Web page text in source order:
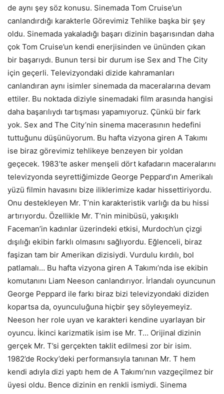
de aynı şey söz konusu. Sinemada Tom Cruise’un
canlandırdığı karakterle Görevimiz Tehlike başka bir şey
oldu. Sinemada yakaladığı başarı dizinin başarısından daha
çok Tom Cruise’un kendi enerjisinden ve ününden çıkan
bir başarıydı. Bunun tersi bir durum ise Sex and The City
için geçerli. Televizyondaki dizide kahramanları
canlandıran aynı isimler sinemada da maceralarına devam
ettiler. Bu noktada diziyle sinemadaki film arasında hangisi
daha başarılıydı tartışması yapamıyoruz. Çünkü bir fark
yok. Sex and The City’nin sinema macerasının hedefini
tuttuğunu düşünüyorum. Bu hafta vizyona giren A Takımı
ise biraz görevimiz tehlikeye benzeyen bir yoldan
geçecek. 1983’te asker menşeli dört kafadarın maceralarını
televizyonda seyrettiğimizde George Peppard’ın Amerikalı
yüzü filmin havasını bize iliklerimize kadar hissettiriyordu.
Onu destekleyen Mr. T’nin karakteristik varlığı da bu hissi
artırıyordu. Özellikle Mr. T’nin minibüsü, yakışıklı
Faceman’in kadınlar üzerindeki etkisi, Murdoch’un çizgi
dışılığı ekibin farklı olmasını sağlıyordu. Eğlenceli, biraz
faşizan tam bir Amerikan dizisiydi. Vurdulu kırdılı, bol
patlamalı… Bu hafta vizyona giren A Takımı’nda ise ekibin
komutanını Liam Neeson canlandırıyor. İrlandalı oyuncunun
George Peppard ile farkı biraz bizi televizyondaki diziden
kopartsa da, oyunculuğuna hiçbir şey söyleyemeyiz.
Neeson her role uyan ve karakteri kendine uyarlayan bir
oyuncu. İkinci karizmatik isim ise Mr. T… Orijinal dizinin
gerçek Mr. T’si gerçekten taklit edilmesi zor bir isim.
1982’de Rocky’deki performansıyla tanınan Mr. T hem
kendi adıyla dizi yaptı hem de A Takımı’nın vazgeçilmez bir
üyesi oldu. Bence dizinin en renkli ismiydi. Sinema